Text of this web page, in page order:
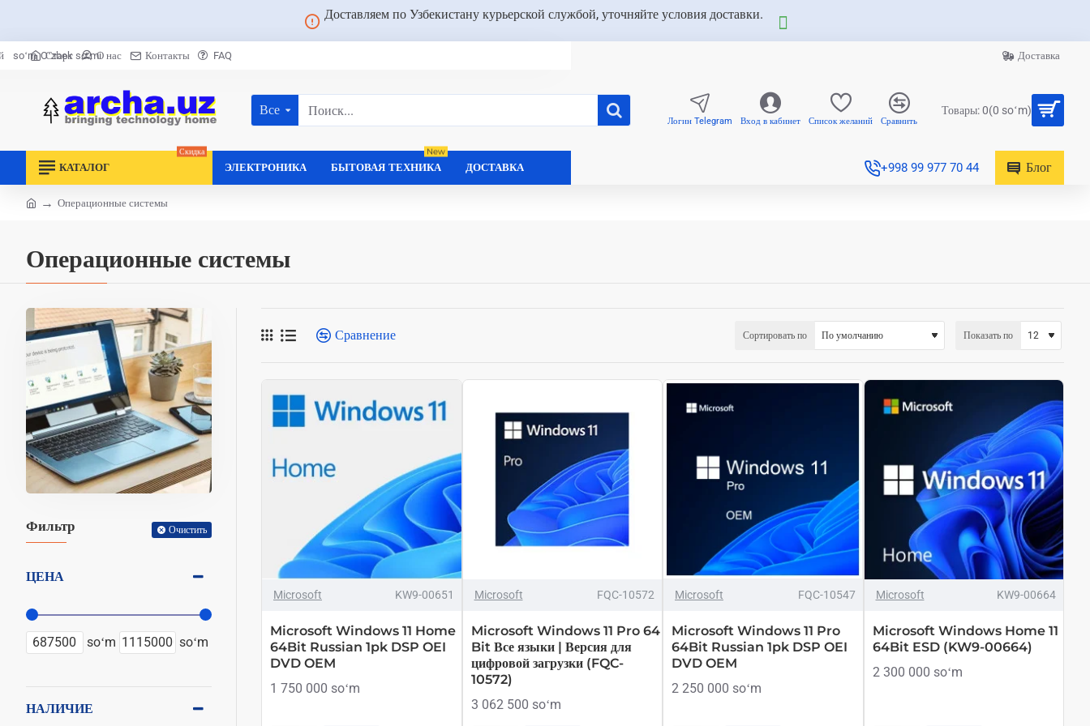
Доставляем по Узбекистану курьерской службой, уточняйте условия доставки.
Старт О нас Контакты FAQ
soʻm Oʻzbek soʻmi Доставка
Все
Поиск... Логин Telegram Вход в кабинет Список желаний Сравнить
Товары: 0(0 soʻm)
КАТАЛОГ
Скидка
ЭЛЕКТРОНИКА БЫТОВАЯ ТЕХНИКА
New
ДОСТАВКА +998 99 977 70 44 Блог
Операционные системы
Операционные системы
Фильтр Очистить
ЦЕНА
soʻm soʻm
НАЛИЧИЕ
Сравнение Сортировать по Показать по
ТОП БРЕНД
Microsoft KW9-00651
Microsoft Windows 11 Home
64Bit Russian 1pk DSP OEI
DVD OEM
1 750 000 soʻm
ТОП БРЕНД
ТОЛЬКО ОНЛАЙН
Microsoft FQC-10572
Microsoft Windows 11 Pro 64
Bit Все языки | Версия для
цифровой загрузки (FQC-
10572)
3 062 500 soʻm
ТОП БРЕНД
Microsoft FQC-10547
Microsoft Windows 11 Pro
64Bit Russian 1pk DSP OEI
DVD OEM
2 250 000 soʻm
ТОП БРЕНД
ТОЛЬКО ОНЛАЙН
Microsoft KW9-00664
Microsoft Windows Home 11
64Bit ESD (KW9-00664)
2 300 000 soʻm